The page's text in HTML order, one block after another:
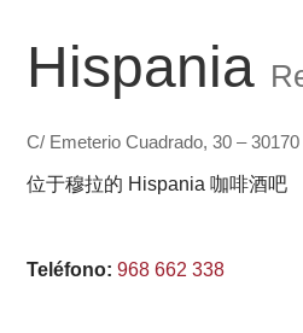
Hispania
C/ Emeterio Cuadrado, 30 –
位于穆拉的 Hispania 咖啡酒吧
Teléfono: 968 662 338